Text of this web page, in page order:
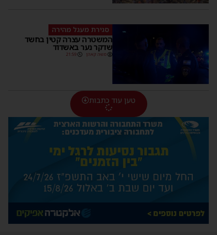
סגירת מעגל מהירה
המשטרה עצרה קטין בחשד
שדקר נער באשדוד
משה קאהן 21:59
טען עוד כתבות